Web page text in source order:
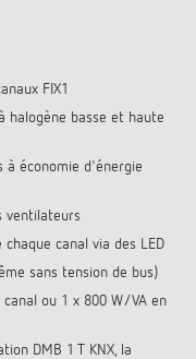
FIX1
halogène basse et haute
à économie d'énergie
ventilateurs
canal via des LED
sans tension de bus)
ou 1 x 800 W/VA en
DMB 1 T KNX, la